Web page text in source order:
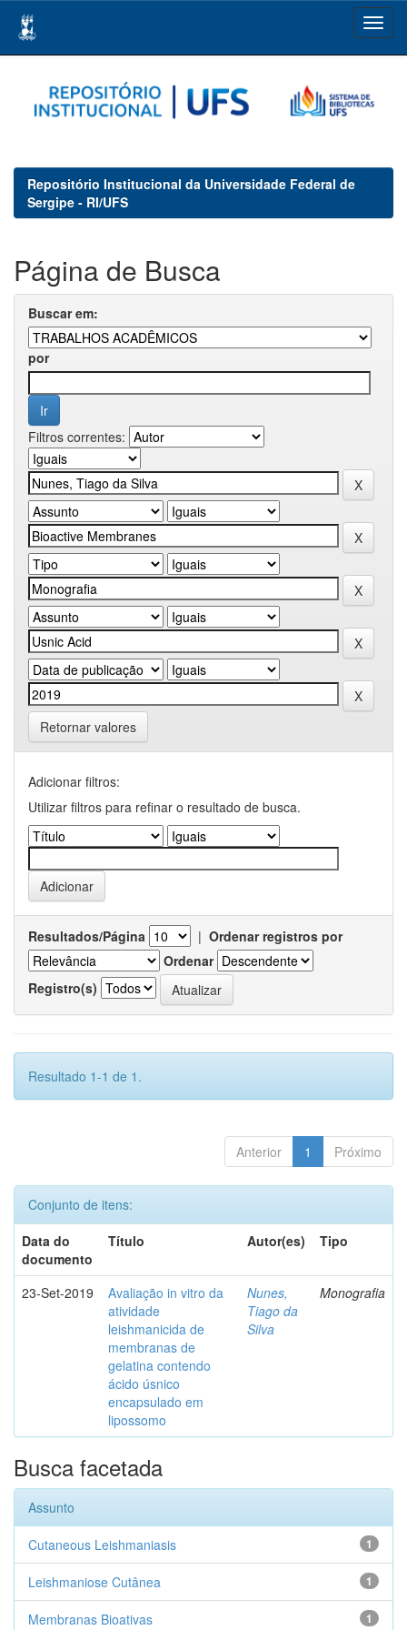
navigation
Repositório Institucional da Universidade Federal de
Sergipe - RI/UFS
Página de Busca
Buscar em:
por
Filtros correntes:
Retornar valores
Adicionar filtros:
Utilizar filtros para refinar o resultado de busca.
Resultados/Página | Ordenar registros por
Ordenar
Registro(s)
Resultado 1-1 de 1.
Anterior 1 Próximo
Conjunto de itens:
Data do
documento
Título Autor(es) Tipo
23-Set-2019
Avaliação in vitro da
atividade
leishmanicida de
membranas de
gelatina contendo
ácido úsnico
encapsulado em
lipossomo
Nunes,
Tiago da
Silva
Monografia
Busca facetada
Assunto
1
Cutaneous Leishmaniasis
1
Leishmaniose Cutânea
1
Membranas Bioativas